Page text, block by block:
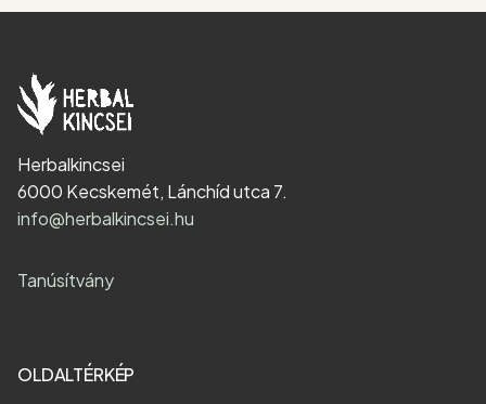
Herbalkincsei
6000 Kecskemét, Lánchíd utca 7.
info@herbalkincsei.hu
Tanúsítvány
OLDALTÉRKÉP